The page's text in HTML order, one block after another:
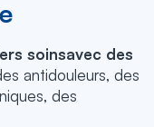
soinsavec des
antidouleurs, des
des